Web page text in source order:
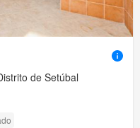
de Setúbal